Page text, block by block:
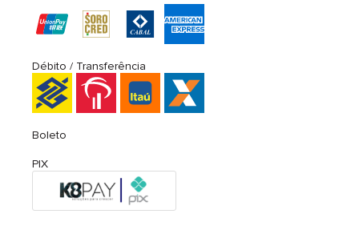
Débito / Transferência
Boleto
PIX